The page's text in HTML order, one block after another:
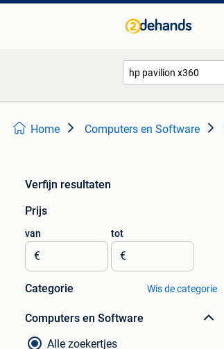
Home Computers en Software
Verfijn resultaten
Prijs
van
€
tot
€
Categorie Wis de categorie
Computers en Software
Alle zoekertjes